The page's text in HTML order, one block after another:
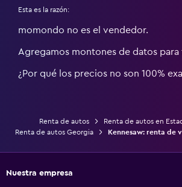
Esta es la razón:
momondo no es el vendedor.
Agregamos montones de datos para
¿Por qué los precios no son 100%
Renta de autos
Renta de autos en
Renta de autos Georgia
Kennesaw: renta de
Nuestra empresa